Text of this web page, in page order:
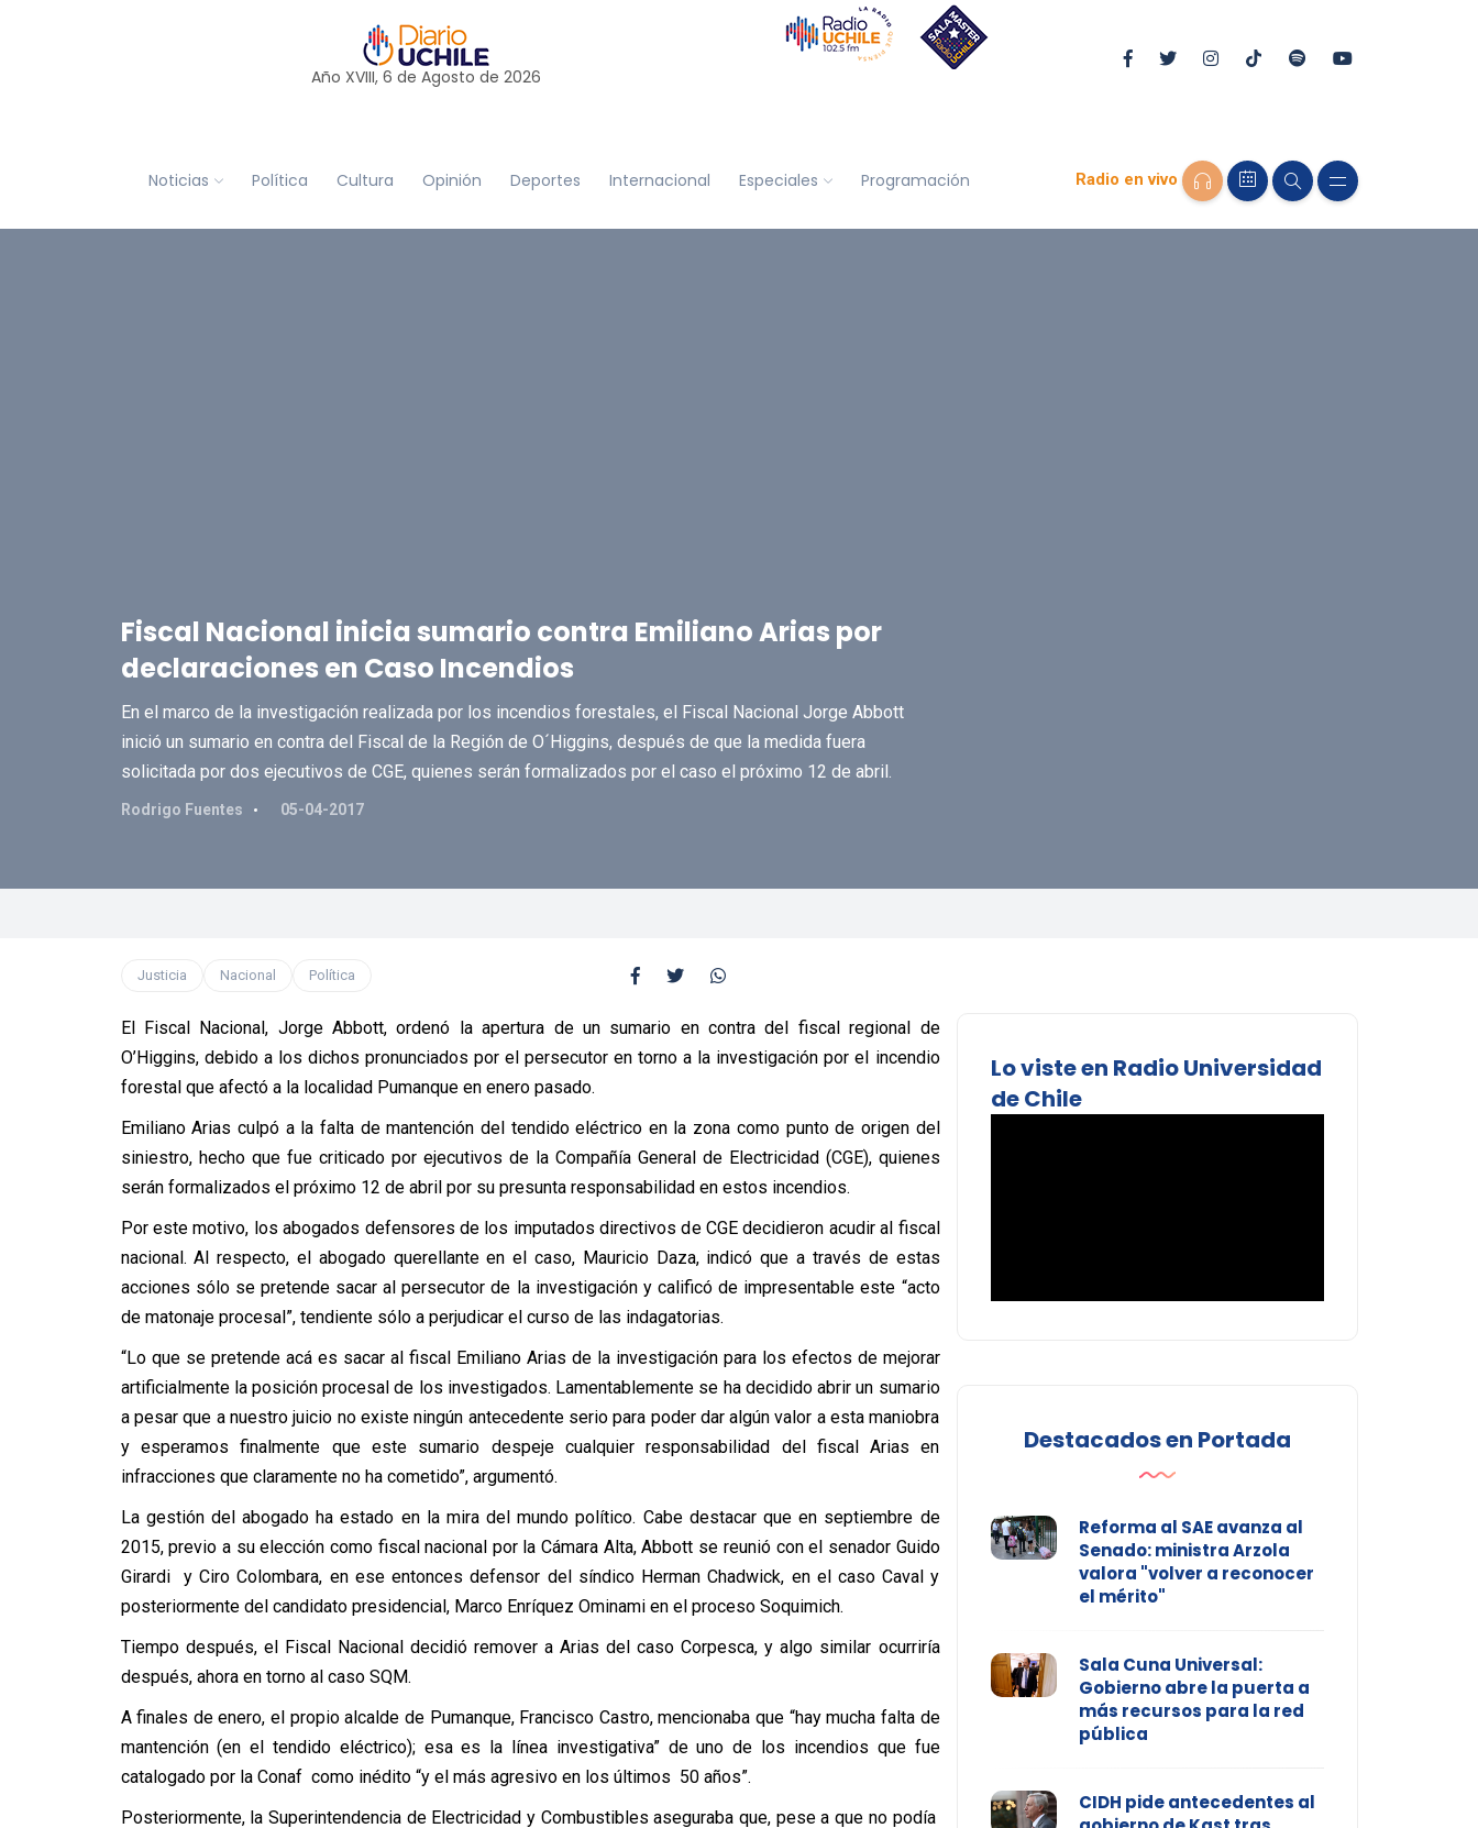
Año XVIII, 6 de Agosto de 2026
Noticias Política Cultura Opinión Deportes Internacional Especiales Programación Radio en vivo
Fiscal Nacional inicia sumario contra Emiliano Arias por
declaraciones en Caso Incendios
En el marco de la investigación realizada por los incendios forestales, el Fiscal Nacional Jorge Abbott
inició un sumario en contra del Fiscal de la Región de O´Higgins, después de que la medida fuera
solicitada por dos ejecutivos de CGE, quienes serán formalizados por el caso el próximo 12 de abril.
Rodrigo Fuentes 05-04-2017
Justicia Nacional Política
El Fiscal Nacional, Jorge Abbott, ordenó la apertura de un sumario en contra del fiscal regional de
O’Higgins, debido a los dichos pronunciados por el persecutor en torno a la investigación por el incendio
forestal que afectó a la localidad Pumanque en enero pasado.
Emiliano Arias culpó a la falta de mantención del tendido eléctrico en la zona como punto de origen del
siniestro, hecho que fue criticado por ejecutivos de la Compañía General de Electricidad (CGE), quienes
serán formalizados el próximo 12 de abril por su presunta responsabilidad en estos incendios.
Por este motivo, los abogados defensores de los imputados directivos de CGE decidieron acudir al fiscal
nacional. Al respecto, el abogado querellante en el caso, Mauricio Daza, indicó que a través de estas
acciones sólo se pretende sacar al persecutor de la investigación y calificó de impresentable este “acto
de matonaje procesal”, tendiente sólo a perjudicar el curso de las indagatorias.
“Lo que se pretende acá es sacar al fiscal Emiliano Arias de la investigación para los efectos de mejorar
artificialmente la posición procesal de los investigados. Lamentablemente se ha decidido abrir un sumario
a pesar que a nuestro juicio no existe ningún antecedente serio para poder dar algún valor a esta maniobra
y esperamos finalmente que este sumario despeje cualquier responsabilidad del fiscal Arias en
infracciones que claramente no ha cometido”, argumentó.
La gestión del abogado ha estado en la mira del mundo político. Cabe destacar que en septiembre de
2015, previo a su elección como fiscal nacional por la Cámara Alta, Abbott se reunió con el senador Guido
Girardi y Ciro Colombara, en ese entonces defensor del síndico Herman Chadwick, en el caso Caval y
posteriormente del candidato presidencial, Marco Enríquez Ominami en el proceso Soquimich.
Tiempo después, el Fiscal Nacional decidió remover a Arias del caso Corpesca, y algo similar ocurriría
después, ahora en torno al caso SQM.
A finales de enero, el propio alcalde de Pumanque, Francisco Castro, mencionaba que “hay mucha falta de
mantención (en el tendido eléctrico); esa es la línea investigativa” de uno de los incendios que fue
catalogado por la Conaf como inédito “y el más agresivo en los últimos 50 años”.
Posteriormente, la Superintendencia de Electricidad y Combustibles aseguraba que, pese a que no podía
Lo viste en Radio Universidad
de Chile
Destacados en Portada
Reforma al SAE avanza al
Senado: ministra Arzola
valora "volver a reconocer
el mérito"
Sala Cuna Universal:
Gobierno abre la puerta a
más recursos para la red
pública
CIDH pide antecedentes al